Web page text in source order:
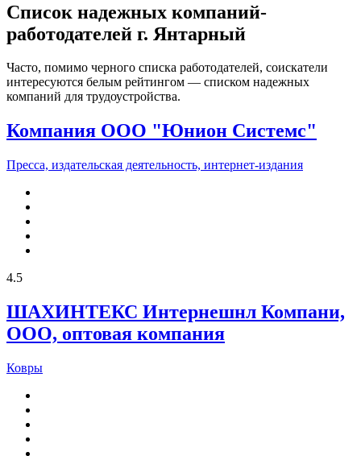
Список надежных компаний-
работодателей г. Янтарный
Часто, помимо черного списка работодателей, соискатели
интересуются белым рейтингом — списком надежных
компаний для трудоустройства.
Компания ООО "Юнион Системс"
Пресса, издательская деятельность, интернет-издания
4.5
ШАХИНТЕКС Интернешнл Компани,
ООО, оптовая компания
Ковры